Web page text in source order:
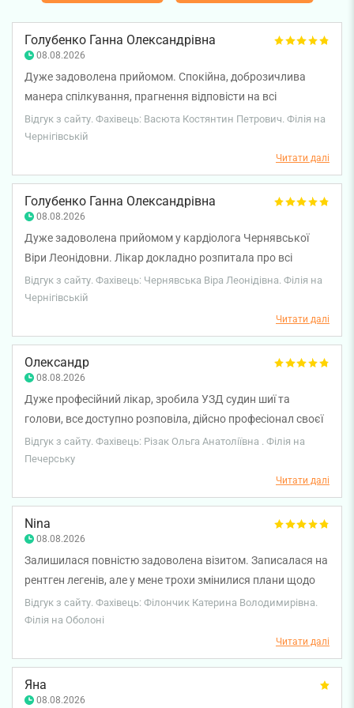
Голубенко Ганна Олександрівна
08.08.2026
Дуже задоволена прийомом. Спокійна, доброзичлива
манера спілкування, прагнення відповісти на всі
запитання. Гарний професійний лікар, дуже рекомендую.
Відгук з сайту. Фахівець: Васюта Костянтин Петрович. Філія на
Чернігівській
Читати далі
Голубенко Ганна Олександрівна
08.08.2026
Дуже задоволена прийомом у кардіолога Чернявської
Віри Леонідовни. Лікар докладно розпитала про всі
симптоми захворювання, розглянула і роз'яснила
результати аналізів та апаратних досліджень і
необхідність та зміст лікувальних призначень, що для
мене було дуже важливим. Дуже спокійна, доброзичлива
манера спілкування, прагнення відповісти на всі
запитання.Чудовий лікар, дуже рекомендую.
Відгук з сайту. Фахівець: Чернявська Віра Леонідівна. Філія на
Чернігівській
Читати далі
Олександр
08.08.2026
Дуже професійний лікар, зробила УЗД судин шиї та
голови, все доступно розповіла, дійсно професіонал своєї
справи
Відгук з сайту. Фахівець: Різак Ольга Анатоліївна . Філія на
Печерську
Читати далі
Nina
08.08.2026
Залишилася повністю задоволена візитом. Записалася на
рентген легенів, але у мене трохи змінилися плани щодо
часу. Без проблем була принята раніше, день у день. Пані
лікарка уважна, чемна, позитивна. Дякую за відмінне
Відгук з сайту. Фахівець: Філончик Катерина Володимирівна.
Філія на Оболоні
Читати далі
Яна
08.08.2026